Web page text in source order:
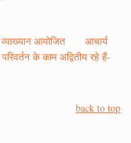
आयोजित
आचार्य
के काम अद्वितीय रहे हैं-
back to top